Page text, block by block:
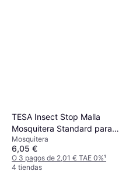
TESA Insect Stop Malla
Mosquitera Standard para
Ventanas 55671-00021
Mosquitera
6,05 €
O 3 pagos de 2,01 € TAE 0%¹
4 tiendas